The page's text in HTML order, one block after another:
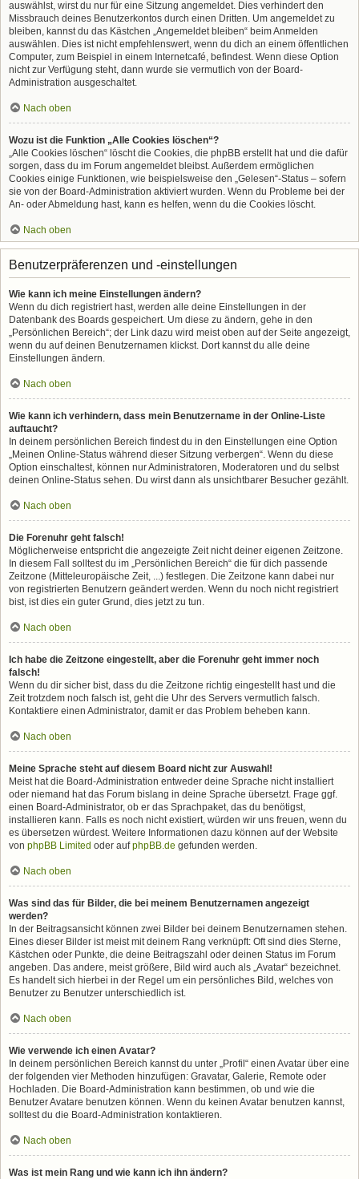
auswählst, wirst du nur für eine Sitzung angemeldet. Dies verhindert den
Missbrauch deines Benutzerkontos durch einen Dritten. Um angemeldet zu
bleiben, kannst du das Kästchen „Angemeldet bleiben“ beim Anmelden
auswählen. Dies ist nicht empfehlenswert, wenn du dich an einem öffentlichen
Computer, zum Beispiel in einem Internetcafé, befindest. Wenn diese Option
nicht zur Verfügung steht, dann wurde sie vermutlich von der Board-
Administration ausgeschaltet.
Nach oben
Wozu ist die Funktion „Alle Cookies löschen“?
„Alle Cookies löschen“ löscht die Cookies, die phpBB erstellt hat und die dafür
sorgen, dass du im Forum angemeldet bleibst. Außerdem ermöglichen
Cookies einige Funktionen, wie beispielsweise den „Gelesen“-Status – sofern
sie von der Board-Administration aktiviert wurden. Wenn du Probleme bei der
An- oder Abmeldung hast, kann es helfen, wenn du die Cookies löscht.
Nach oben
Benutzerpräferenzen und -einstellungen
Wie kann ich meine Einstellungen ändern?
Wenn du dich registriert hast, werden alle deine Einstellungen in der
Datenbank des Boards gespeichert. Um diese zu ändern, gehe in den
„Persönlichen Bereich“; der Link dazu wird meist oben auf der Seite angezeigt,
wenn du auf deinen Benutzernamen klickst. Dort kannst du alle deine
Einstellungen ändern.
Nach oben
Wie kann ich verhindern, dass mein Benutzername in der Online-Liste
auftaucht?
In deinem persönlichen Bereich findest du in den Einstellungen eine Option
„Meinen Online-Status während dieser Sitzung verbergen“. Wenn du diese
Option einschaltest, können nur Administratoren, Moderatoren und du selbst
deinen Online-Status sehen. Du wirst dann als unsichtbarer Besucher gezählt.
Nach oben
Die Forenuhr geht falsch!
Möglicherweise entspricht die angezeigte Zeit nicht deiner eigenen Zeitzone.
In diesem Fall solltest du im „Persönlichen Bereich“ die für dich passende
Zeitzone (Mitteleuropäische Zeit, ...) festlegen. Die Zeitzone kann dabei nur
von registrierten Benutzern geändert werden. Wenn du noch nicht registriert
bist, ist dies ein guter Grund, dies jetzt zu tun.
Nach oben
Ich habe die Zeitzone eingestellt, aber die Forenuhr geht immer noch
falsch!
Wenn du dir sicher bist, dass du die Zeitzone richtig eingestellt hast und die
Zeit trotzdem noch falsch ist, geht die Uhr des Servers vermutlich falsch.
Kontaktiere einen Administrator, damit er das Problem beheben kann.
Nach oben
Meine Sprache steht auf diesem Board nicht zur Auswahl!
Meist hat die Board-Administration entweder deine Sprache nicht installiert
oder niemand hat das Forum bislang in deine Sprache übersetzt. Frage ggf.
einen Board-Administrator, ob er das Sprachpaket, das du benötigst,
installieren kann. Falls es noch nicht existiert, würden wir uns freuen, wenn du
es übersetzen würdest. Weitere Informationen dazu können auf der Website
von phpBB Limited oder aufphpBB.de gefunden werden.
Nach oben
Was sind das für Bilder, die bei meinem Benutzernamen angezeigt
werden?
In der Beitragsansicht können zwei Bilder bei deinem Benutzernamen stehen.
Eines dieser Bilder ist meist mit deinem Rang verknüpft: Oft sind dies Sterne,
Kästchen oder Punkte, die deine Beitragszahl oder deinen Status im Forum
angeben. Das andere, meist größere, Bild wird auch als „Avatar“ bezeichnet.
Es handelt sich hierbei in der Regel um ein persönliches Bild, welches von
Benutzer zu Benutzer unterschiedlich ist.
Nach oben
Wie verwende ich einen Avatar?
In deinem persönlichen Bereich kannst du unter „Profil“ einen Avatar über eine
der folgenden vier Methoden hinzufügen: Gravatar, Galerie, Remote oder
Hochladen. Die Board-Administration kann bestimmen, ob und wie die
Benutzer Avatare benutzen können. Wenn du keinen Avatar benutzen kannst,
solltest du die Board-Administration kontaktieren.
Nach oben
Was ist mein Rang und wie kann ich ihn ändern?